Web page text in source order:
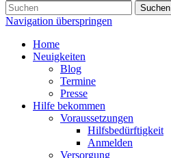
Suchen
Navigation überspringen
Home
Neuigkeiten
Blog
Termine
Presse
Hilfe bekommen
Voraussetzungen
Hilfsbedürftigkeit
Anmelden
Versorgung